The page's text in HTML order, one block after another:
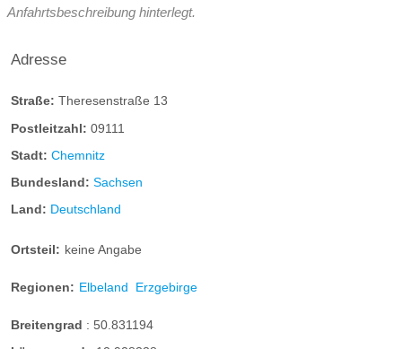
Anfahrtsbeschreibung hinterlegt.
Adresse
Straße: Theresenstraße 13
Postleitzahl: 09111
Stadt: Chemnitz
Bundesland: Sachsen
Land: Deutschland
Ortsteil: keine Angabe
Regionen: Elbeland Erzgebirge
Breitengrad : 50.831194